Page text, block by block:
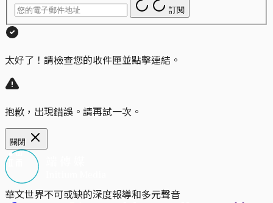
訂閱
太好了！請檢查您的收件匣並點擊連結。
抱歉，出現錯誤。請再試一次。
關閉
華文世界不可或缺的深度報導和多元聲音